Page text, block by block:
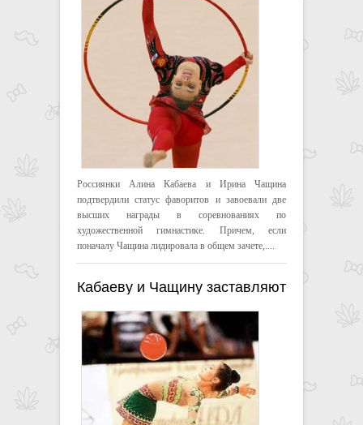
Россиянки Алина Кабаева и Ирина Чащина
подтвердили статус фаворитов и завоевали две
высших награды в соревнованиях по
художественной гимнастике. Причем, если
поначалу Чащина лидировала в общем зачете,....
Кабаеву и Чащину заставляют
вернуть золотые медали